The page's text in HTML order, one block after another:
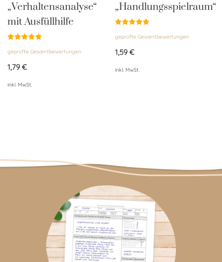
„Verhaltensanalyse“
mit Ausfüllhilfe
mit
von 5
geprüfte Gesamtbewertungen
1,79€
inkl. MwSt.
„Handlungsspielraum“
mit
von 5
geprüfte Gesamtbewertungen
1,59€
inkl. MwSt.